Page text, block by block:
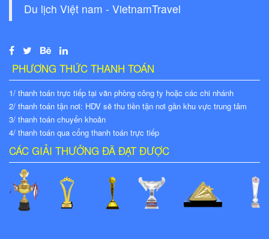
Du lịch Việt nam - VietnamTravel
PHƯƠNG THỨC THANH TOÁN
1/ thanh toán trực tiếp tại văn phòng công ty hoặc các chi nhánh
2/ thanh toán tận nơi: HDV sẽ thu tiền tận nơi gần khu vực trung tâm
3/ thanh toán chuyển khoản
4/ thanh toán qua cổng thanh toán trực tiếp
CÁC GIẢI THƯỞNG ĐÃ ĐẠT ĐƯỢC